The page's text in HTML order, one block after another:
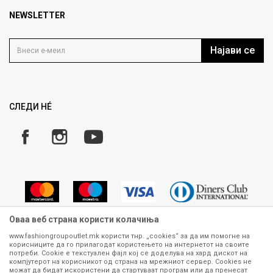
Продавница
Кариера
Политика на приватност
Како да купите
Замена и рефундација на производи
Плаќање
NEWSLETTER
Најави се
СЛЕДИ НÉ
Сите информации околу производите кои се изложени на нашата
онлајн продавница се стремиме да бидат конкретни, точни и прецизни,
Оваа веб страна користи колачиња
www.fashiongroupoutlet.mk користи тнр. „cookies“ за да им помогне на
корисниците да го прилагодат користењето на интернетот на своите
потреби. Cookie е текстуален фајл кој се доделува на хард дискот на
компјутерот на корисникот од страна на мрежниот сервер. Cookies не
можат да бидат искористени да стартуваат програм или да пренесат